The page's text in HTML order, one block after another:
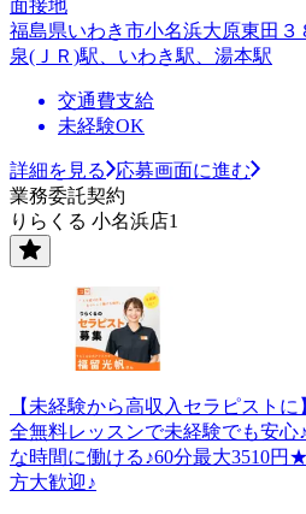
面接地
福島県いわき市小名浜大原東田３
泉(ＪＲ)駅、いわき駅、湯本駅
交通費支給
未経験OK
詳細を見る
応募画面に進む
業務委託契約
りらくる 小名浜店1
【未経験から高収入セラピスト
全無料レッスンで未経験でも安心
な時間に働ける♪60分最大3510円
方大歓迎♪